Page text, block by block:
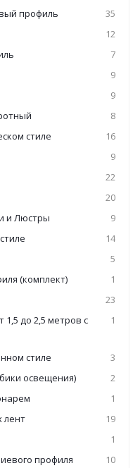
профиль
35
12
7
9
9
8
стиле
16
9
22
20
и Люстры
9
14
5
(комплект)
1
23
до 2,5 метров с
1
стиле
3
освещения)
2
1
лент
19
1
профиля
10